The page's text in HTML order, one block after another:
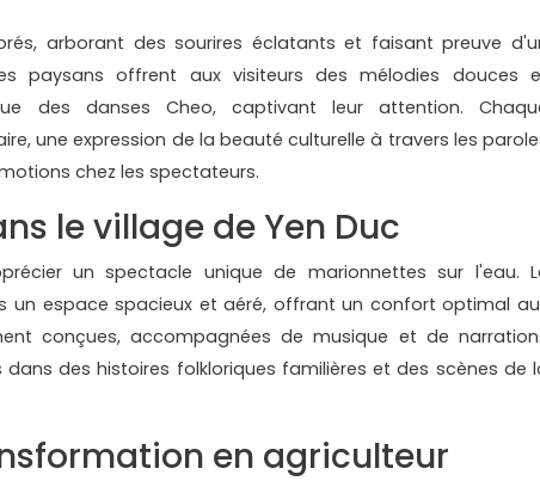
arborant des sourires éclatants et faisant preuve
paysans offrent aux visiteurs des mélodies douces
des danses Cheo, captivant leur attention.
une expression de la beauté culturelle à travers les
chez les spectateurs.
le village de Yen Duc
un spectacle unique de marionnettes sur l'eau.
un espace spacieux et aéré, offrant un confort optimal
conçues, accompagnées de musique et de
des histoires folkloriques familières et des scènes de
en agriculteur